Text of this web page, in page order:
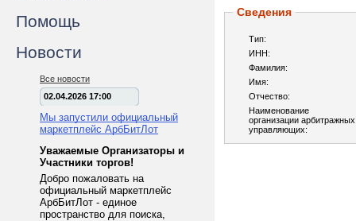
Помощь
Новости
Все новости
02.04.2026 17:00
Мы запустили официальный
маркетплейс АрбБитЛот
Уважаемые Организаторы и
Участники торгов!
Добро пожаловать на
официальный маркетплейс
АрбБитЛот - единое
пространство для поиска,
Сведения
Тип:
ИНН:
Фамилия:
Имя:
Отчество:
Наименование
организации арбитражных
управляющих: